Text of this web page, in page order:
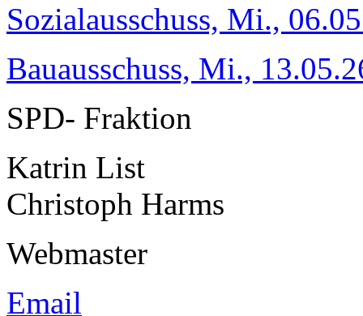
Sozialausschuss, Mi.,
Bauausschuss, Mi.,
SPD- Fraktion
Katrin List
Christoph Harms
Webmaster
Email